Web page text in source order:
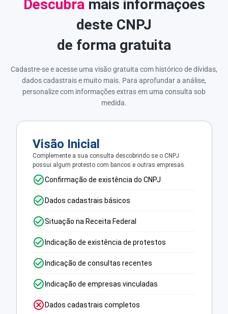
Descubra mais informações
deste CNPJ
de forma gratuita
Cadastre-se e acesse uma visão gratuita com histórico de dívidas,
dados cadastrais e muito mais. Para aprofundar a análise,
personalize com informações extras em uma consulta sob
medida.
Visão Inicial
Complemente a sua consulta descobrindo se o CNPJ
possui algum protesto com bancos e outras empresas.
Confirmação de existência do CNPJ
Dados cadastrais básicos
Situação na Receita Federal
Indicação de existência de protestos
Indicação de consultas recentes
Indicação de empresas vinculadas
Dados cadastrais completos